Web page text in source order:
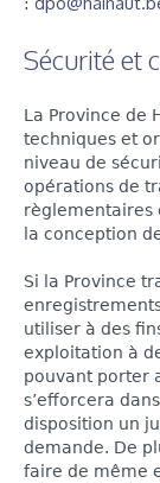
Sécurité et
La Province de
techniques et
niveau de
opérations de
règlementaires
la conception
Si la Province
utiliser à des
exploitation à
pouvant porter
s’efforcera
disposition un
demande. De
faire de même